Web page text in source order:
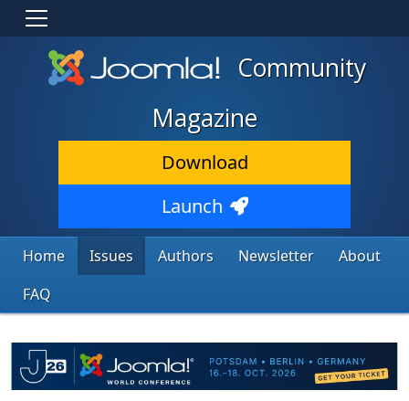
Community
Magazine
Download
Launch
Home Issues Authors Newsletter
About
FAQ